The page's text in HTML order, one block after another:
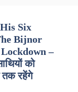
Six
Bijnor
–
को
तक रहेंगे